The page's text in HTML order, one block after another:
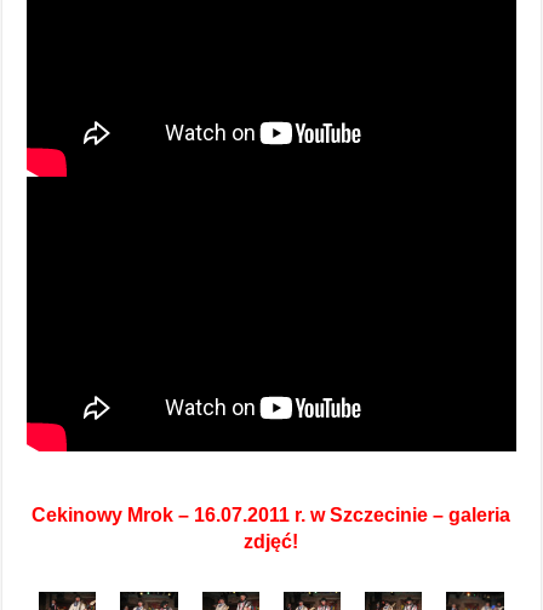
Cekinowy Mrok – 16.07.2011 r. w Szczecinie – galeria
zdjęć!